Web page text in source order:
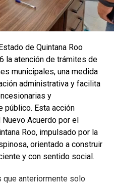
al instante
de WhatsApp de
las noticias más
Roo directamente
de WhatsApp
de Quintana Roo
la atención de trámites de
municipales, una medida
administrativa y facilita
y
público. Esta acción
Acuerdo por el
Roo, impulsado por la
orientado a construir
y con sentido social.
que anteriormente solo